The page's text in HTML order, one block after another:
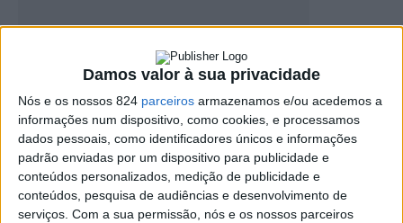
Damos valor à sua privacidade
Nós e os nossos 824 parceiros armazenamos e/ou acedemos a
informações num dispositivo, como cookies, e processamos
dados pessoais, como identificadores únicos e informações
padrão enviadas por um dispositivo para publicidade e
conteúdos personalizados, medição de publicidade e
conteúdos, pesquisa de audiências e desenvolvimento de
serviços. Com a sua permissão, nós e os nossos parceiros
Prisão preventiva para dois suspeitos de tráfico de
droga
Redacção - 6 de Agosto, 2021